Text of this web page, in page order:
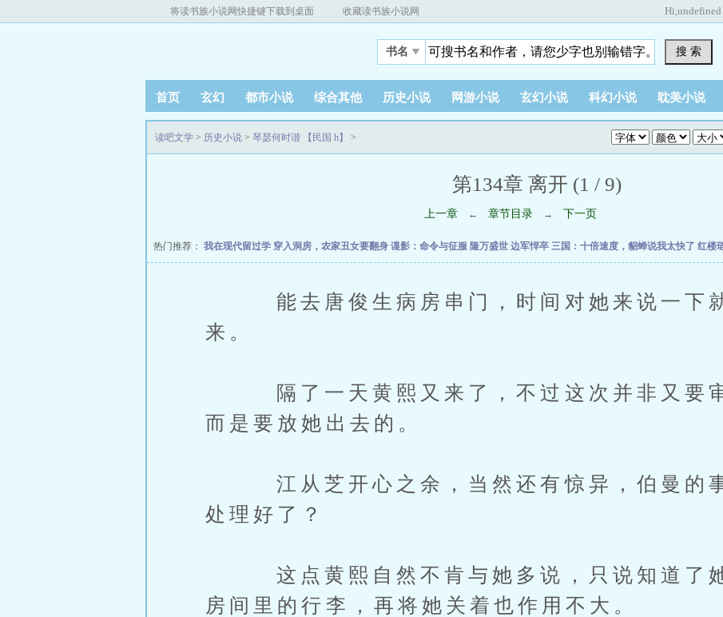
将读书族小说网快捷键下载到桌面 收藏读书族小说网 Hi,undefined
书名 搜 索
首页 玄幻 都市小说 综合其他 历史小说 网游小说 玄幻小说 科幻小说 耽美小说
读吧文学 > 历史小说 > 琴瑟何时谐 【民国 h】 >
第134章 离开 (1 / 9)
上一章 ← 章节目录 → 下一页
热门推荐： 我在现代留过学 穿入洞房，农家丑女要翻身 谍影：命令与征服 隆万盛世 边军悍卒 三国：十倍速度，貂蝉说我太快了 红楼
能去唐俊生病房串门，时间对她来说一下就
来。
隔了一天黄熙又来了，不过这次并非又要审
而是要放她出去的。
江从芝开心之余，当然还有惊异，伯曼的
处理好了？
这点黄熙自然不肯与她多说，只说知道了
房间里的行李，再将她关着也作用不大。